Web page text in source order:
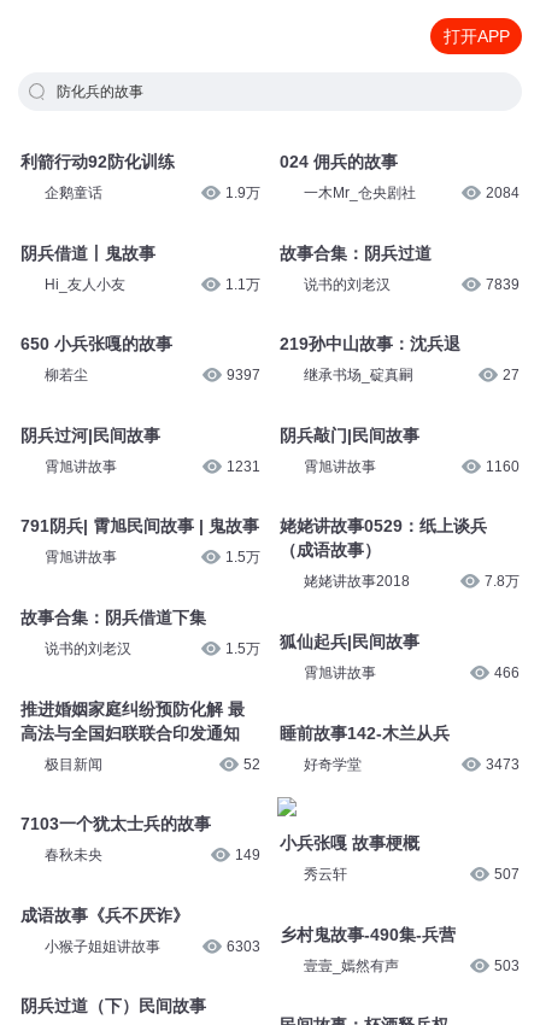
打开APP
防化兵的故事
利箭行动92防化训练
企鹅童话 1.9万
阴兵借道丨鬼故事
Hi_友人小友 1.1万
650 小兵张嘎的故事
柳若尘 9397
阴兵过河|民间故事
霄旭讲故事 1231
791阴兵| 霄旭民间故事 | 鬼故事
霄旭讲故事 1.5万
故事合集：阴兵借道下集
说书的刘老汉 1.5万
推进婚姻家庭纠纷预防化解 最
高法与全国妇联联合印发通知
极目新闻 52
7103一个犹太士兵的故事
春秋未央 149
成语故事《兵不厌诈》
小猴子姐姐讲故事 6303
阴兵过道（下）民间故事
024 佣兵的故事
一木Mr_仓央剧社 2084
故事合集：阴兵过道
说书的刘老汉 7839
219孙中山故事：沈兵退
继承书场_碇真嗣 27
阴兵敲门|民间故事
霄旭讲故事 1160
姥姥讲故事0529：纸上谈兵
（成语故事）
姥姥讲故事2018 7.8万
狐仙起兵|民间故事
霄旭讲故事 466
睡前故事142-木兰从兵
好奇学堂 3473
小兵张嘎 故事梗概
秀云轩 507
乡村鬼故事-490集-兵营
壹壹_嫣然有声 503